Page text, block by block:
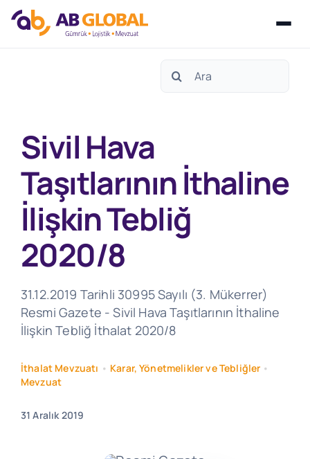
Search
Sivil Hava
Taşıtlarının İthaline
İlişkin Tebliğ
2020/8
31.12.2019 Tarihli 30995 Sayılı (3. Mükerrer)
Resmi Gazete - Sivil Hava Taşıtlarının İthaline
İlişkin Tebliğ İthalat 2020/8
İthalat Mevzuatı • Karar, Yönetmelikler ve Tebliğler •
Mevzuat
31 Aralık 2019